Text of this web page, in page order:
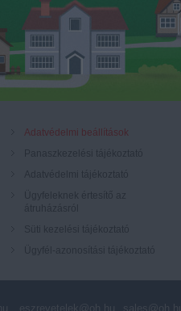
Adatvédelmi beállítások
eszrevetelek@oh.hu sales@oh.hu